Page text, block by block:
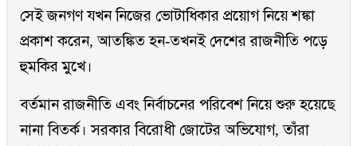
সেই জনগণ যখন নিজের ভোটাধিকার প্রয়োগ নিয়ে শঙ্কা
প্রকাশ করেন, আতঙ্কিত হন-তখনই দেশের রাজনীতি পড়ে
হুমকির মুখে।
বর্তমান রাজনীতি এবং নির্বাচনের পরিবেশ নিয়ে শুরু হয়েছে
নানা বিতর্ক। সরকার বিরোধী জোটের অভিযোগ, তাঁরা